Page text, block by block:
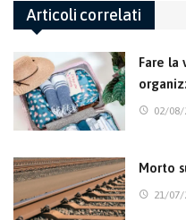
Articoli correlati
Fare la
02/08/
Morto
21/07/